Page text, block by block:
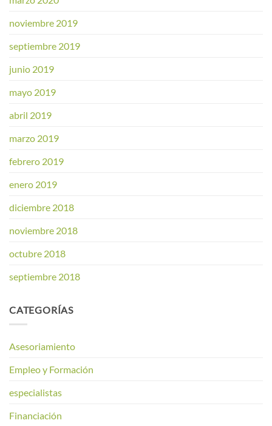
noviembre 2019
septiembre 2019
junio 2019
mayo 2019
abril 2019
marzo 2019
febrero 2019
enero 2019
diciembre 2018
noviembre 2018
octubre 2018
septiembre 2018
CATEGORÍAS
Asesoriamiento
Empleo y Formación
especialistas
Financiación